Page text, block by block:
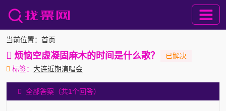
当前位置： 首页
烦恼空虚凝固麻木的时间是什么歌？
标签： 大连近期演唱会
全部答案（共1个回答）